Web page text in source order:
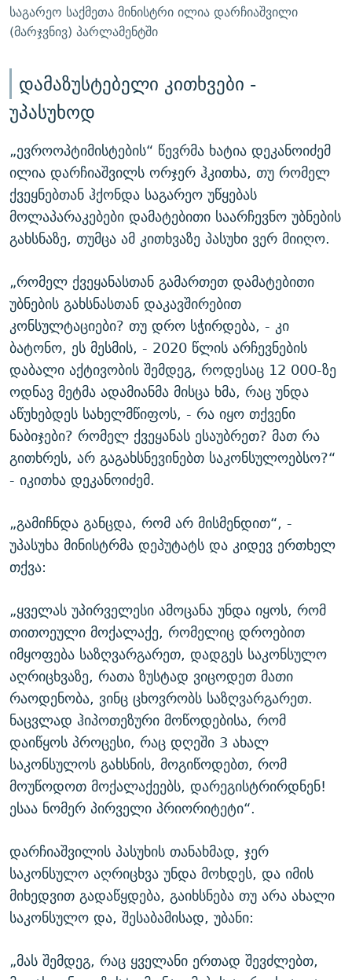
საგარეო საქმეთა მინისტრი ილია დარჩიაშვილი
(მარჯვნივ) პარლამენტში
დამაზუსტებელი კითხვები -
უპასუხოდ
„ევროოპტიმისტების“ წევრმა ხატია დეკანოიძემ
ილია დარჩიაშვილს ორჯერ ჰკითხა, თუ რომელ
ქვეყნებთან ჰქონდა საგარეო უწყებას
მოლაპარაკებები დამატებითი საარჩევნო უბნების
გახსნაზე, თუმცა ამ კითხვაზე პასუხი ვერ მიიღო.
„რომელ ქვეყანასთან გამართეთ დამატებითი
უბნების გახსნასთან დაკავშირებით
კონსულტაციები? თუ დრო სჭირდება, - კი
ბატონო, ეს მესმის, - 2020 წლის არჩევნების
დაბალი აქტივობის შემდეგ, როდესაც 12 000-ზე
ოდნავ მეტმა ადამიანმა მისცა ხმა, რაც უნდა
აწუხებდეს სახელმწიფოს, - რა იყო თქვენი
ნაბიჯები? რომელ ქვეყანას ესაუბრეთ? მათ რა
გითხრეს, არ გაგახსნევინებთ საკონსულოებსო?“
- იკითხა დეკანოიძემ.
„გამიჩნდა განცდა, რომ არ მისმენდით“, -
უპასუხა მინისტრმა დეპუტატს და კიდევ ერთხელ
თქვა:
„ყველას უპირველესი ამოცანა უნდა იყოს, რომ
თითოეული მოქალაქე, რომელიც დროებით
იმყოფება საზღვარგარეთ, დადგეს საკონსულო
აღრიცხვაზე, რათა ზუსტად ვიცოდეთ მათი
რაოდენობა, ვინც ცხოვრობს საზღვარგარეთ.
ნაცვლად ჰიპოთეზური მოწოდებისა, რომ
დაიწყოს პროცესი, რაც დღეში 3 ახალ
საკონსულოს გახსნის, მოგიწოდებთ, რომ
მოუწოდოთ მოქალაქეებს, დარეგისტრირდნენ!
ესაა ნომერ პირველი პრიორიტეტი“.
დარჩიაშვილის პასუხის თანახმად, ჯერ
საკონსულო აღრიცხვა უნდა მოხდეს, და იმის
მიხედვით გადაწყდება, გაიხსნება თუ არა ახალი
საკონსულო და, შესაბამისად, უბანი:
„მას შემდეგ, რაც ყველანი ერთად შევძლებთ,